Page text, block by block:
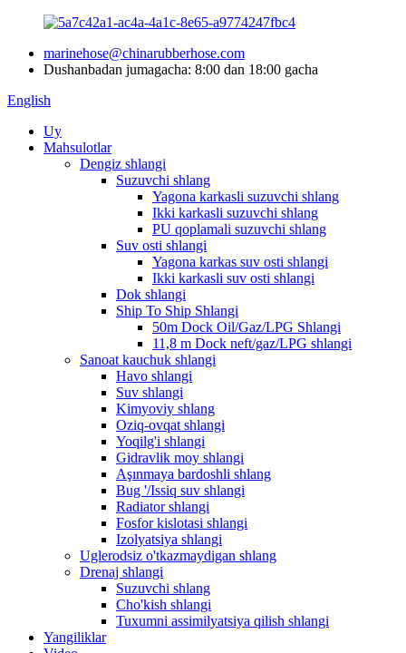
marinehose@chinarubberhose.com
Dushanbadan jumagacha: 8:00 dan 18:00 gacha
English
Uy
Mahsulotlar
Dengiz shlangi
Suzuvchi shlang
Yagona karkasli suzuvchi shlang
Ikki karkasli suzuvchi shlang
PU qoplamali suzuvchi shlang
Suv osti shlangi
Yagona karkas suv osti shlangi
Ikki karkasli suv osti shlangi
Dok shlangi
Ship To Ship Shlangi
50m Dock Oil/Gaz/LPG Shlangi
11,8 m Dock neft/gaz/LPG shlangi
Sanoat kauchuk shlangi
Havo shlangi
Suv shlangi
Kimyoviy shlang
Oziq-ovqat shlangi
Yoqilg'i shlangi
Gidravlik moy shlangi
Aşınmaya bardoshli shlang
Bug '/Issiq suv shlangi
Radiator shlangi
Fosfor kislotasi shlangi
Izolyatsiya shlangi
Uglerodsiz o'tkazmaydigan shlang
Drenaj shlangi
Suzuvchi shlang
Cho'kish shlangi
Tuxumni assimilyatsiya qilish shlangi
Yangiliklar